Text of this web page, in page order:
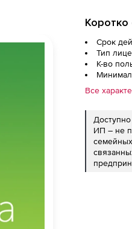
Коротко
Срок
Тип
К-во
Все
ИП – не